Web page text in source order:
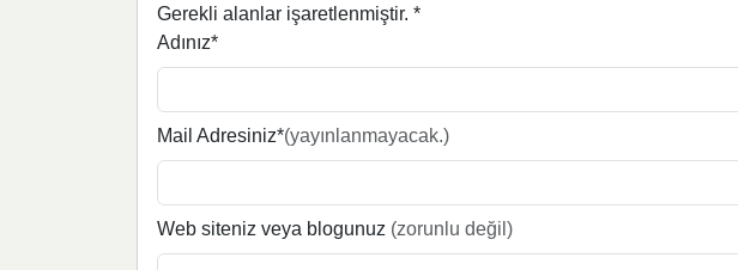
Gerekli alanlar işaretlenmiştir. *
Adınız*
Mail Adresiniz*(yayınlanmayacak.)
Web siteniz veya blogunuz (zorunlu değil)